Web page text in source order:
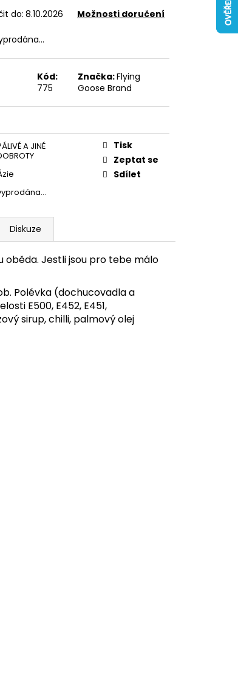
do: 8.10.2026 Možnosti doručení
Kód:
775
Značka:Flying
Goose Brand
A JINÉ
Tisk
Zeptat se
Sdílet
Diskuze
Jestli jsou pro tebe málo
Polévka (dochucovadla a
E500, E452, E451,
sirup, chilli, palmový olej